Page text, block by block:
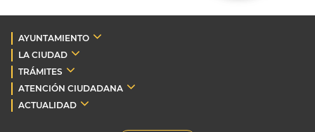
AYUNTAMIENTO
LA CIUDAD
TRÁMITES
ATENCIÓN CIUDADANA
ACTUALIDAD